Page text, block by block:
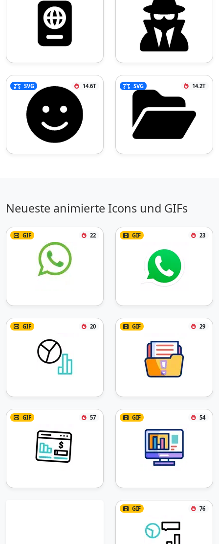
SVG 14.6T SVG 14.2T
Neueste animierte Icons und GIFs
GIF 22 GIF 23
GIF 20 GIF 29
GIF 57 GIF 54
GIF 76